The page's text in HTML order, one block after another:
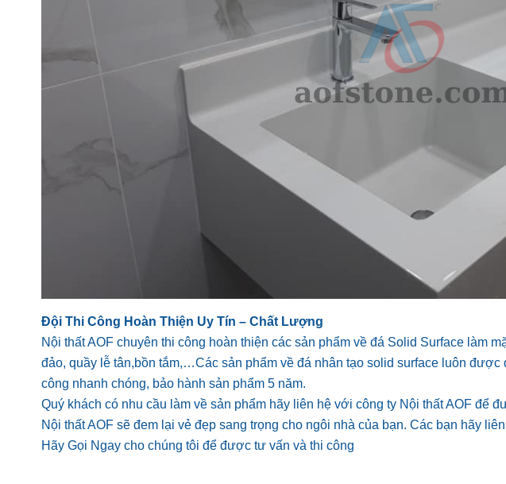
Đội Thi Công Hoàn Thiện Uy Tín – Chất Lượng
Nội thất AOF chuyên thi công hoàn thiện các sản phẩm về đá Solid Surface làm
đảo, quầy lễ tân,bồn tắm,…Các sản phẩm về đá nhân tạo solid surface luôn
công nhanh chóng, bảo hành sản phẩm 5 năm.
Quý khách có nhu cầu làm về sản phẩm hãy liên hệ với công ty Nội thất AOF để
Nội thất AOF sẽ đem lại vẻ đẹp sang trọng cho ngôi nhà của bạn. Các bạn hãy
Hãy Gọi Ngay cho chúng tôi để được tư vấn và thi công